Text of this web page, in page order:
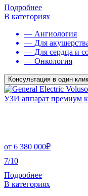
Подробнее
В категориях
— Ангиология
— Для
— Для сердца и
— Онкология
Консультация в один клик
УЗИ аппарат премиум
от 6 380 000₽
7/10
Подробнее
В категориях